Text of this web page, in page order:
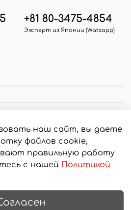
+81 80-3475-4854
Эксперт из Японии (Watsapp)
контента без
запрещено
на InSales
наш сайт, вы даете
файлов cookie,
правильную работу
с нашей Политикой